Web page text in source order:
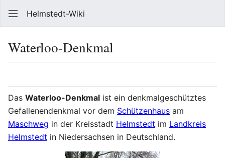
Helmstedt-Wiki
Waterloo-Denkmal
Das Waterloo-Denkmal ist ein denkmalgeschütztes
Gefallenendenkmal vor dem Schützenhaus am
Maschweg in der Kreisstadt Helmstedt im Landkreis
Helmstedt in Niedersachsen in Deutschland.